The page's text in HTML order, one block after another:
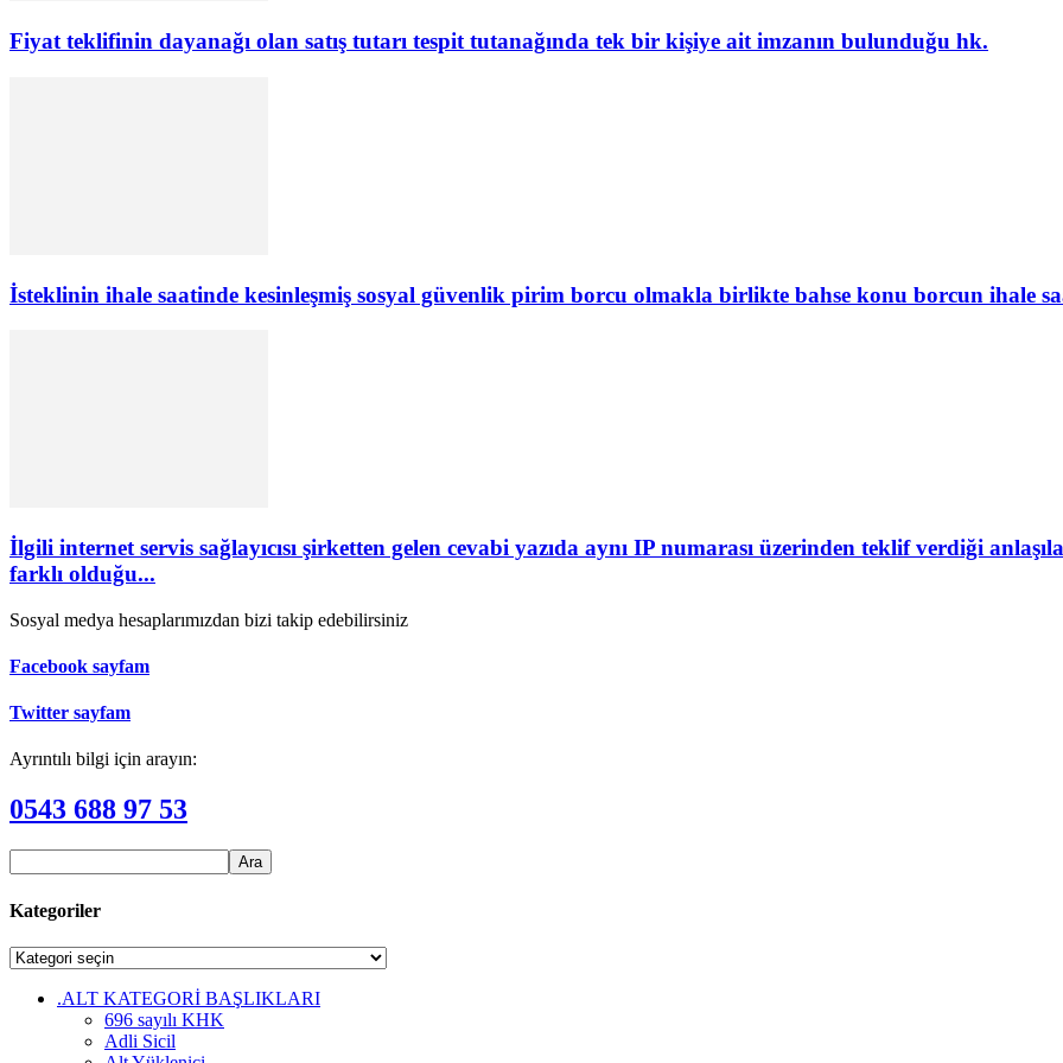
Fiyat teklifinin dayanağı olan satış tutarı tespit tutanağında tek bir kişiye ait imzanın bulunduğu hk.
İsteklinin ihale saatinde kesinleşmiş sosyal güvenlik pirim borcu olmakla birlikte bahse konu borcun ihale
İlgili internet servis sağlayıcısı şirketten gelen cevabi yazıda aynı IP numarası üzerinden teklif verdiği
farklı olduğu...
Sosyal medya hesaplarımızdan bizi takip edebilirsiniz
Facebook sayfam
Twitter sayfam
Ayrıntılı bilgi için arayın:
0543 688 97 53
Kategoriler
Kategoriler
.ALT KATEGORİ BAŞLIKLARI
696 sayılı KHK
Adli Sicil